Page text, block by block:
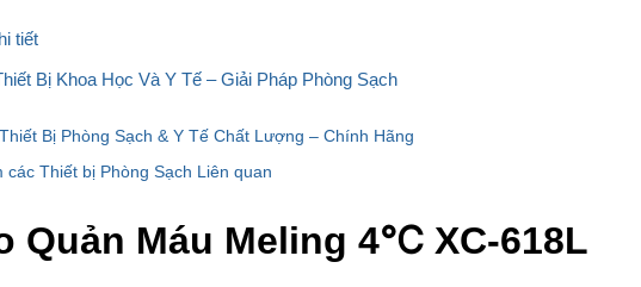
tiết
Bị Khoa Học Và Y Tế – Giải Pháp Phòng Sạch
Bị Phòng Sạch & Y Tế Chất Lượng – Chính Hãng
các Thiết bị Phòng Sạch Liên quan
Quản Máu Meling 4℃ XC-618L